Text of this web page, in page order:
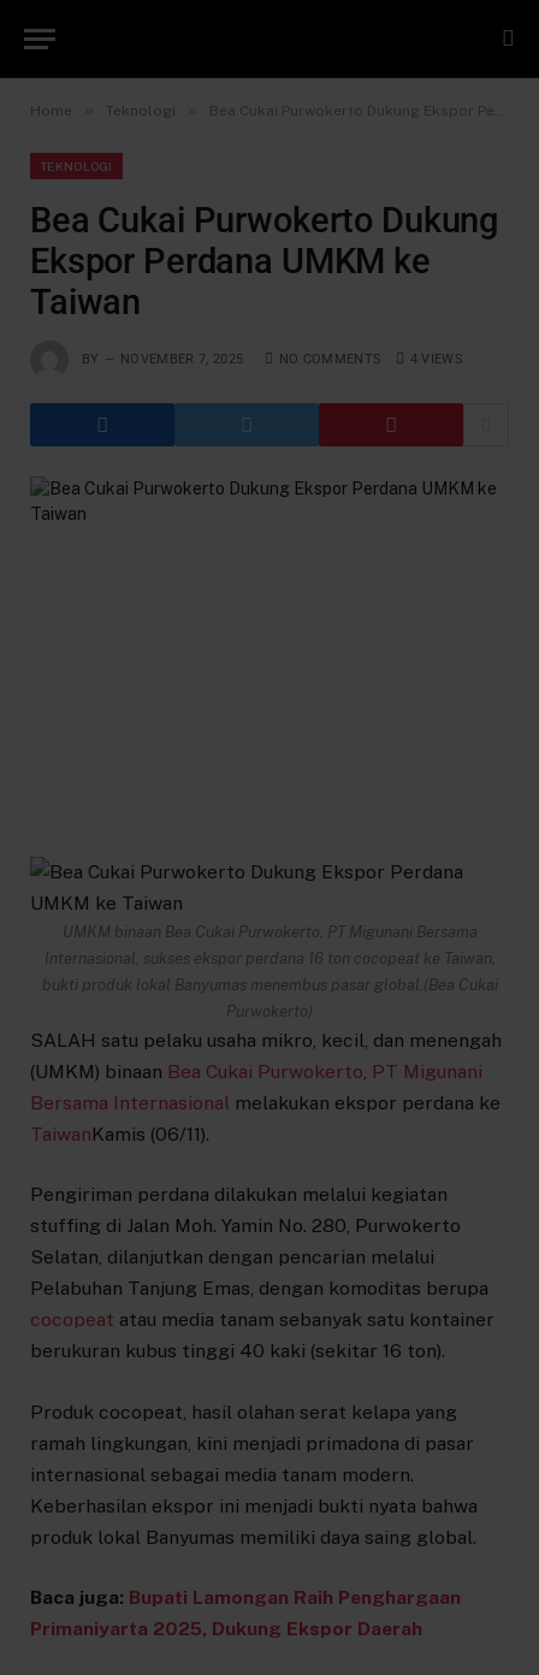
Home Teknologi Bea Cukai Purwokerto Dukung Ekspor Perdana UMKM ke Taiwan
TEKNOLOGI
Bea Cukai Purwokerto Dukung
Ekspor Perdana UMKM ke
Taiwan
BY NOVEMBER 7, 2025 NO COMMENTS 4VIEWS
UMKM binaan Bea Cukai Purwokerto, PT Migunani Bersama
Internasional, sukses ekspor perdana 16 ton cocopeat ke Taiwan,
bukti produk lokal Banyumas menembus pasar global.(Bea Cukai
Purwokerto)
SALAH satu pelaku usaha mikro, kecil, dan menengah
(UMKM) binaan Bea Cukai Purwokerto, PT Migunani
Bersama Internasional melakukan ekspor perdana ke
TaiwanKamis (06/11).
Pengiriman perdana dilakukan melalui kegiatan
stuffing di Jalan Moh. Yamin No. 280, Purwokerto
Selatan, dilanjutkan dengan pencarian melalui
Pelabuhan Tanjung Emas, dengan komoditas berupa
cocopeat atau media tanam sebanyak satu kontainer
berukuran kubus tinggi 40 kaki (sekitar 16 ton).
Produk cocopeat, hasil olahan serat kelapa yang
ramah lingkungan, kini menjadi primadona di pasar
internasional sebagai media tanam modern.
Keberhasilan ekspor ini menjadi bukti nyata bahwa
produk lokal Banyumas memiliki daya saing global.
Baca juga: Bupati Lamongan Raih Penghargaan
Primaniyarta 2025, Dukung Ekspor Daerah